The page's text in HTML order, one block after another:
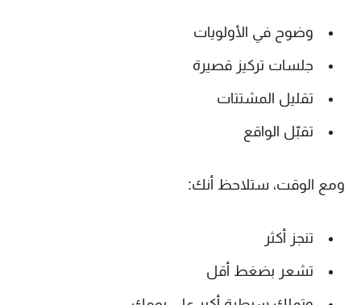
وضوح في الأولويات
جلسات تركيز قصيرة
تقليل المشتتات
تقبّل الواقع
ومع الوقت، ستلاحظ أنك:
تنجز أكثر
تشعر بضغط أقل